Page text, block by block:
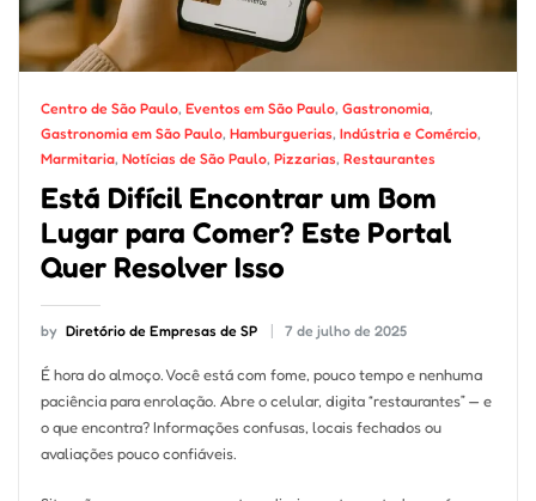
Centro de São Paulo, Eventos em São Paulo, Gastronomia,
Gastronomia em São Paulo, Hamburguerias, Indústria e Comércio,
Marmitaria, Notícias de São Paulo, Pizzarias, Restaurantes
Está Difícil Encontrar um Bom
Lugar para Comer? Este Portal
Quer Resolver Isso
by Diretório de Empresas de SP 7 de julho de 2025
É hora do almoço. Você está com fome, pouco tempo e nenhuma
paciência para enrolação. Abre o celular, digita “restaurantes” — e
o que encontra? Informações confusas, locais fechados ou
avaliações pouco confiáveis.